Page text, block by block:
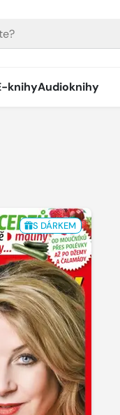
knihyAudioknihy
S DÁRKEM